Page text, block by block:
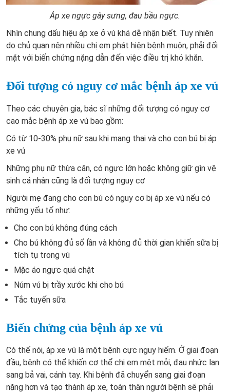
Áp xe ngực gây sưng, đau bầu ngực.
Nhìn chung dấu hiệu áp xe ở vú khá dễ nhận biết. Tuy nhiên
do chủ quan nên nhiều chị em phát hiện bệnh muộn, phải đối
mặt với biến chứng nặng dẫn đến việc điều trị khó khăn.
Đối tượng có nguy cơ mắc bệnh áp xe vú
Theo các chuyên gia, bác sĩ những đối tượng có nguy cơ
cao mắc bệnh áp xe vú bao gồm:
Có từ 10-30% phụ nữ sau khi mang thai và cho con bú bị áp
xe vú
Những phụ nữ thừa cân, có ngực lớn hoặc không giữ gìn vệ
sinh cá nhân cũng là đối tượng nguy cơ
Người mẹ đang cho con bú có nguy cơ bị áp xe vú nếu có
những yếu tố như:
Cho con bú không đúng cách
Cho bú không đủ số lần và không đủ thời gian khiến sữa bị
tích tụ trong vú
Mặc áo ngực quá chật
Núm vú bị trầy xước khi cho bú
Tắc tuyến sữa
Biến chứng của bệnh áp xe vú
Có thể nói, áp xe vú là một bệnh cực nguy hiểm. Ở giai đoạn
đầu, bệnh có thể khiến cơ thể chị em mệt mỏi, đau nhức lan
sang bả vai, cánh tay. Khi bệnh đã chuyển sang giai đoạn
nặng hơn và tạo thành áp xe, toàn thân người bệnh sẽ phải